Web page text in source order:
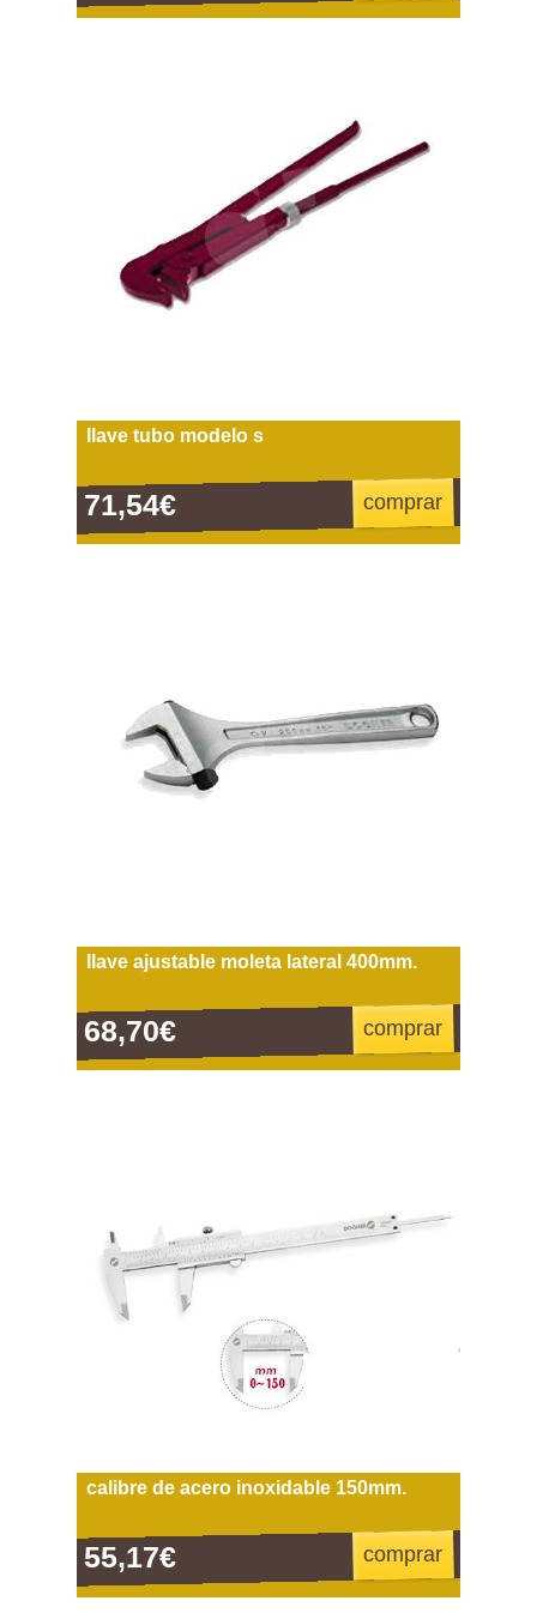
llave tubo modelo s
71,54€ comprar
llave ajustable moleta lateral 400mm.
68,70€ comprar
calibre de acero inoxidable 150mm.
55,17€ comprar